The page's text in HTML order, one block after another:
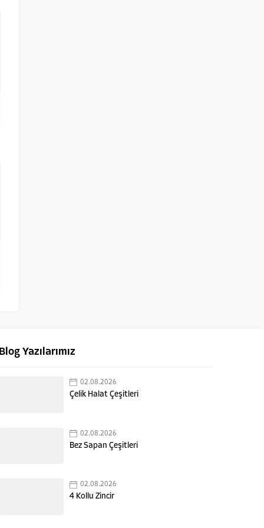
Blog Yazılarımız
02.08.2026
Çelik Halat Çeşitleri
02.08.2026
Bez Sapan Çeşitleri
02.08.2026
4 Kollu Zincir